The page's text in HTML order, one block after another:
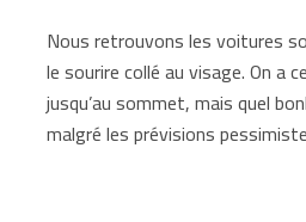
Nous retrouvons les voitures
le sourire collé au visage. On a
jusqu’au sommet, mais quel
malgré les prévisions